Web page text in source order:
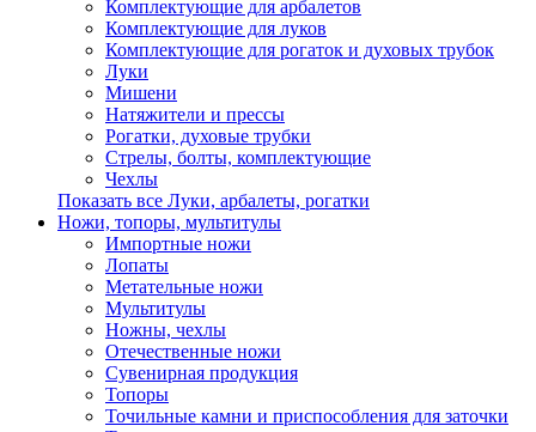
Комплектующие для арбалетов
Комплектующие для луков
Комплектующие для рогаток и духовых трубок
Луки
Мишени
Натяжители и прессы
Рогатки, духовые трубки
Стрелы, болты, комплектующие
Чехлы
Показать все Луки, арбалеты, рогатки
Ножи, топоры, мультитулы
Импортные ножи
Лопаты
Метательные ножи
Мультитулы
Ножны, чехлы
Отечественные ножи
Сувенирная продукция
Топоры
Точильные камни и приспособления для заточки